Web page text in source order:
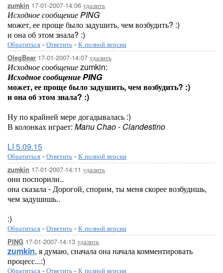
zumkin 17-01-2007-14:06 удалить
Исходное сообщение PING
может, ее проще было задушить, чем возбудить? :)
и она об этом знала? :)
Обратиться - Ответить - К полной версии
OlegBear 17-01-2007-14:07 удалить
Исходное сообщениеzumkin:
Исходное сообщение PING
может, ее проще было задушить, чем возбудить? :)
и она об этом знала? :)
Ну по крайней мере догадывалась :)
В колонках играет: Manu Chao - Clandestino
LI 5.09.15
Обратиться - Ответить - К полной версии
zumkin 17-01-2007-14:11 удалить
они поспорили..
она сказала - Дорогой, спорим, ты меня скорее возбудишь,
чем задушишь..
:)
Обратиться - Ответить - К полной версии
PING 17-01-2007-14:13 удалить
zumkin, я думаю, сначала она начала комментировать
процесс...:)
Обратиться - Ответить - К полной версии